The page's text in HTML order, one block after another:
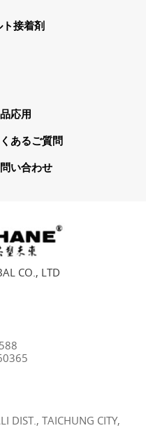
ト接着剤
応用
あるご質問
い合わせ
CO., LTD
DIST., TAICHUNG CITY,